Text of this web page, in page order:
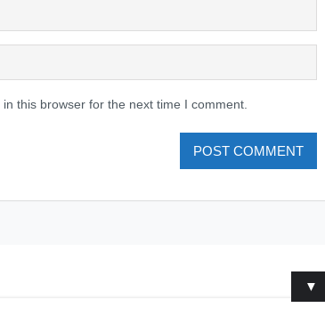
this browser for the next time I comment.
▼